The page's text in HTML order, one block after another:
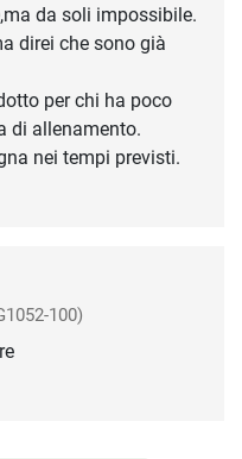
da soli impossibile.
direi che sono già
per chi ha poco
di allenamento.
100)